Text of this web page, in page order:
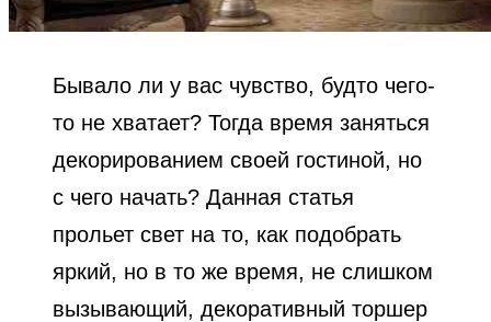
Бывало ли у вас чувство, будто чего-
то не хватает? Тогда время заняться
декорированием своей гостиной, но
с чего начать? Данная статья
прольет свет на то, как подобрать
яркий, но в то же время, не слишком
вызывающий, декоративный торшер